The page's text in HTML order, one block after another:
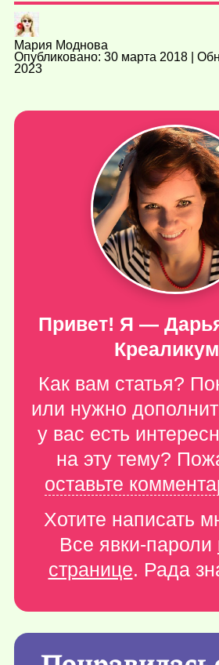
Мария Моднова
Опубликовано: 30 марта 2018 |
2023
Привет! Я —
Как вам статья?
или нужно
у вас есть
на эту тему?
оставьте
Хотите написать
Все явки-пароли
странице. Рада